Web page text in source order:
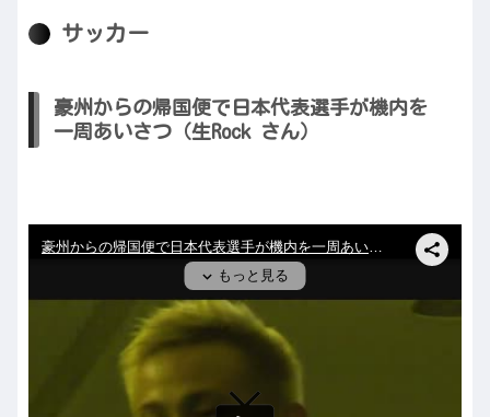
サッカー
豪州からの帰国便で日本代表選手が機内を
一周あいさつ（生Rock さん）